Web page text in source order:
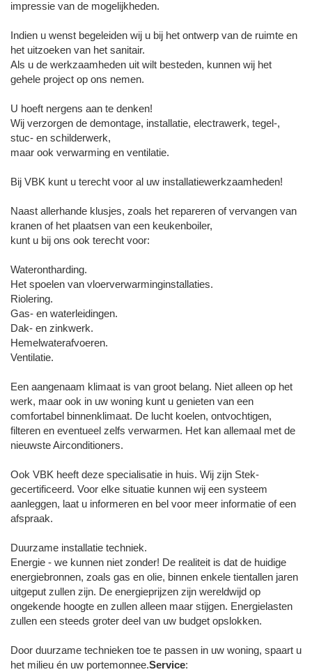
impressie van de mogelijkheden.
Indien u wenst begeleiden wij u bij het ontwerp van de ruimte en
het uitzoeken van het sanitair.
Als u de werkzaamheden uit wilt besteden, kunnen wij het
gehele project op ons nemen.
U hoeft nergens aan te denken!
Wij verzorgen de demontage, installatie, electrawerk, tegel-,
stuc- en schilderwerk,
maar ook verwarming en ventilatie.
Bij VBK kunt u terecht voor al uw installatiewerkzaamheden!
Naast allerhande klusjes, zoals het repareren of vervangen van
kranen of het plaatsen van een keukenboiler,
kunt u bij ons ook terecht voor:
Waterontharding.
Het spoelen van vloerverwarminginstallaties.
Riolering.
Gas- en waterleidingen.
Dak- en zinkwerk.
Hemelwaterafvoeren.
Ventilatie.
Een aangenaam klimaat is van groot belang. Niet alleen op het
werk, maar ook in uw woning kunt u genieten van een
comfortabel binnenklimaat. De lucht koelen, ontvochtigen,
filteren en eventueel zelfs verwarmen. Het kan allemaal met de
nieuwste Airconditioners.
Ook VBK heeft deze specialisatie in huis. Wij zijn Stek-
gecertificeerd. Voor elke situatie kunnen wij een systeem
aanleggen, laat u informeren en bel voor meer informatie of een
afspraak.
Duurzame installatie techniek.
Energie - we kunnen niet zonder! De realiteit is dat de huidige
energiebronnen, zoals gas en olie, binnen enkele tientallen jaren
uitgeput zullen zijn. De energieprijzen zijn wereldwijd op
ongekende hoogte en zullen alleen maar stijgen. Energielasten
zullen een steeds groter deel van uw budget opslokken.
Door duurzame technieken toe te passen in uw woning, spaart u
het milieu én uw portemonnee.Service: